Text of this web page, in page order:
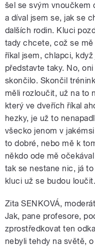
šel se svým vnoučkem
a díval jsem se, jak se
dalších rodin. Kluci
tady chcete, což se mě
říkal jsem, chlapci,
představte taky. No,
skončilo. Skončil
měli rozloučit, už na to
který ve dveřích říkal
hezky, je už to
všecko jenom v
to dobré, nebo mě k
někdo ode mě
tak se nestane nic, já
kluci už se budou loučit.
Zita SENKOVÁ,
Jak, pane profesore,
zprostředkovat ten
nebyli tehdy na světě,